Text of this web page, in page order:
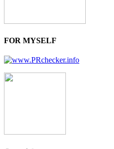
FOR MYSELF